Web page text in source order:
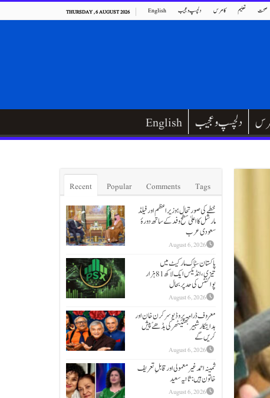
THURSDAY , 6 AUGUST 2026 English دلچسپ و عجیب کامرس تعلیم صحت
English دلچسپ و عجیب
Recent Popular Comments
Tags
خطے کی صورتحال؛ وزیراعظم اور فیلڈ
مارشل کا اعلیٰ سطح وفد کے ساتھ دورۂ
سعودی عرب
August 6, 2026
پاکستان سٹاک مارکیٹ میں
تیزی،انڈیکس ایک لاکھ 81 ہزار
پوائنٹس کی حد پر بحال
August 6, 2026
معروف ڈرامہ پروڈیوسر کرن خان اور
ہدایتکار شبیر بھٹیًٹھرکی بڈھےًپیش
کریں گے
August 6, 2026
ثمینہ احمد غیر معمولی اور قابلِ تعریف
خاتون ہیں: ثانیہ سعید
August 6, 2026